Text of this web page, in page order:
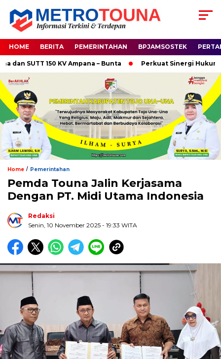
HOME BERITA PEMERINTAHAN BPJAMSOSTEK
SUTT 150 KV Ampana – Bunta Perkuat Sinergi Hukum,
Home / Pemerintahan
Pemda Touna Jalin Kerjasama
Dengan PT. Midi Utama Indonesia
Redaksi
Senin, 10 November 2025 - 19:33 WITA